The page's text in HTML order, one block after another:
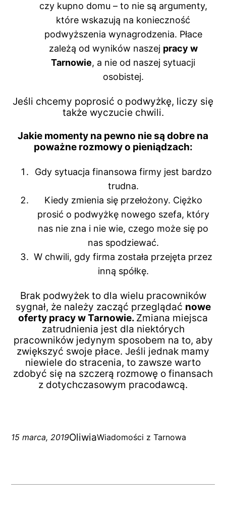
czy kupno domu – to nie są argumenty,
które wskazują na konieczność
podwyższenia wynagrodzenia. Płace
zależą od wyników naszej pracy w
Tarnowie, a nie od naszej sytuacji
osobistej.
Jeśli chcemy poprosić o podwyżkę, liczy się
także wyczucie chwili.
Jakie momenty na pewno nie są dobre na
poważne rozmowy o pieniądzach:
Gdy sytuacja finansowa firmy jest bardzo
trudna.
Kiedy zmienia się przełożony. Ciężko
prosić o podwyżkę nowego szefa, który
nas nie zna i nie wie, czego może się po
nas spodziewać.
W chwili, gdy firma została przejęta przez
inną spółkę.
Brak podwyżek to dla wielu pracowników
sygnał, że należy zacząć przeglądać nowe
oferty pracy w Tarnowie. Zmiana miejsca
zatrudnienia jest dla niektórych
pracowników jedynym sposobem na to, aby
zwiększyć swoje płace. Jeśli jednak mamy
niewiele do stracenia, to zawsze warto
zdobyć się na szczerą rozmowę o finansach
z dotychczasowym pracodawcą.
15 marca, 2019OliwiaWiadomości z Tarnowa